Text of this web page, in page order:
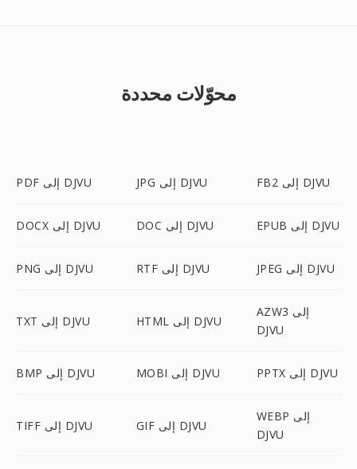
محوّلات محددة
PDF إلى DJVU JPG إلى DJVU FB2 إلى DJVU
DOCX إلى DJVU DOC إلى DJVU EPUB إلى DJVU
PNG إلى DJVU RTF إلى DJVU JPEG إلى DJVU
TXT إلى DJVU HTML إلى DJVU
AZW3 إلى
DJVU
BMP إلى DJVU MOBI إلى DJVU PPTX إلى DJVU
TIFF إلى DJVU GIF إلى DJVU
WEBP إلى
DJVU